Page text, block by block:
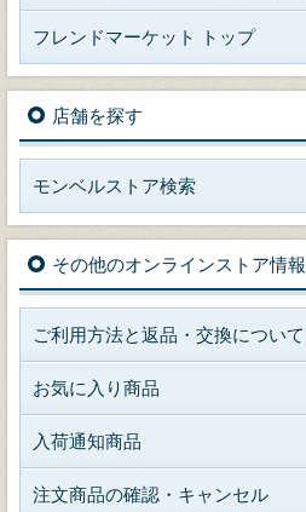
フレンドマーケット トップ
店舗を探す
モンベルストア検索
その他のオンラインストア情報
ご利用方法と返品・交換について
お気に入り商品
入荷通知商品
注文商品の確認・キャンセル